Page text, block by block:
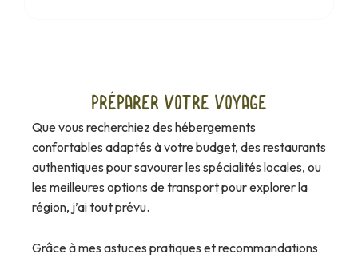
Préparer votre voyage
Que vous recherchiez des hébergements
confortables adaptés à votre budget, des restaurants
authentiques pour savourer les spécialités locales, ou
les meilleures options de transport pour explorer la
région, j’ai tout prévu.
Grâce à mes astuces pratiques et recommandations